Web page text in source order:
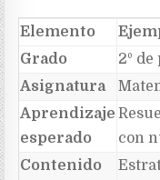
Elemento
Grado
2º
Asignatura
Aprendizaje
esperado
con
Contenido